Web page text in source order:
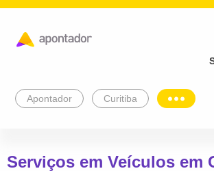
Apontador Curitiba
Serviços em Veículos em